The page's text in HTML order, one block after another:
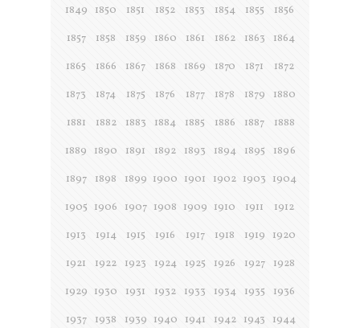
1849 1850 1851 1852 1853 1854 1855
1856
1857
1858 1859 1860 1861 1862 1863
1864
1865
1866 1867 1868 1869 1870 1871
1872
1873
1874 1875 1876 1877 1878 1879
1880
1881
1882 1883 1884 1885 1886 1887
1888
1889
1890 1891 1892 1893 1894 1895
1896
1897
1898 1899 1900 1901 1902 1903 1904
1905 1906 1907 1908 1909 1910 1911
1912
1913
1914 1915 1916 1917 1918 1919
1920
1921
1922 1923 1924 1925 1926 1927
1928
1929 1930 1931 1932 1933 1934 1935
1936
1937
1938 1939 1940 1941 1942 1943
1944